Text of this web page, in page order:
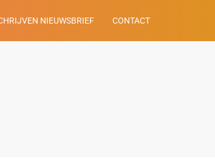
NIEUWSBRIEF CONTACT